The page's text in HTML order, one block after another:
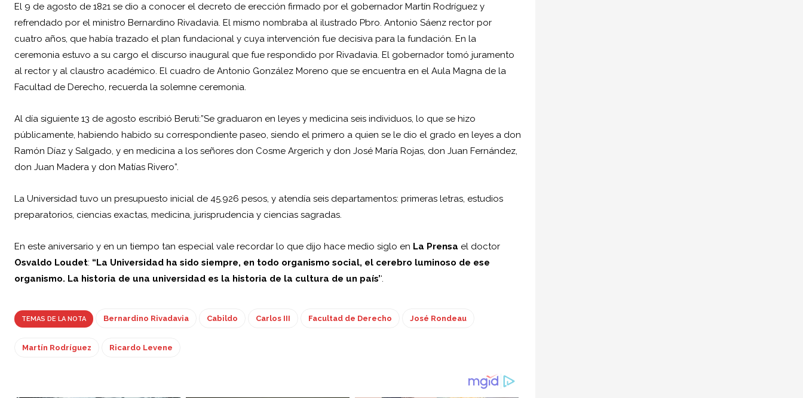
El 9 de agosto de 1821 se dio a conocer el decreto de erección firmado por el gobernador Martín Rodríguez y
refrendado por el ministro Bernardino Rivadavia. El mismo nombraba al ilustrado Pbro. Antonio Sáenz rector por
cuatro años, que había trazado el plan fundacional y cuya intervención fue decisiva para la fundación. En la
ceremonia estuvo a su cargo el discurso inaugural que fue respondido por Rivadavia. El gobernador tomó juramento
al rector y al claustro académico. El cuadro de Antonio González Moreno que se encuentra en el Aula Magna de la
Facultad de Derecho, recuerda la solemne ceremonia.
Al día siguiente 13 de agosto escribió Beruti:”Se graduaron en leyes y medicina seis individuos, lo que se hizo
públicamente, habiendo habido su correspondiente paseo, siendo el primero a quien se le dio el grado en leyes a don
Ramón Díaz y Salgado, y en medicina a los señores don Cosme Argerich y don José María Rojas, don Juan Fernández,
don Juan Madera y don Matías Rivero”.­
La Universidad tuvo un presupuesto inicial de 45.926 pesos, y atendía seis departamentos: primeras letras, estudios
preparatorios, ciencias exactas, medicina, jurisprudencia y ciencias sagradas.
En este aniversario y en un tiempo tan especial vale recordar lo que dijo hace medio siglo en La Prensa el doctor
Osvaldo Loudet: “La Universidad ha sido siempre, en todo organismo social, el cerebro luminoso de ese
organismo. La historia de una universidad es la historia de la cultura de un país’‘.­
TEMAS DE LA NOTA Bernardino Rivadavia Cabildo Carlos III Facultad de Derecho José Rondeau
Martín Rodríguez Ricardo Levene